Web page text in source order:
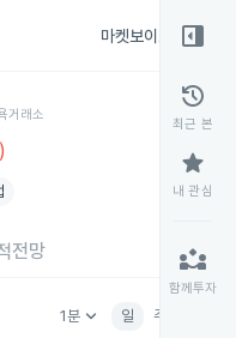
마켓보이스
거래소
전망
1분keyboard_arrow_down 일 주
right_panel_open
history
최근 본
star
내 관심
partner_exchange
함께투자